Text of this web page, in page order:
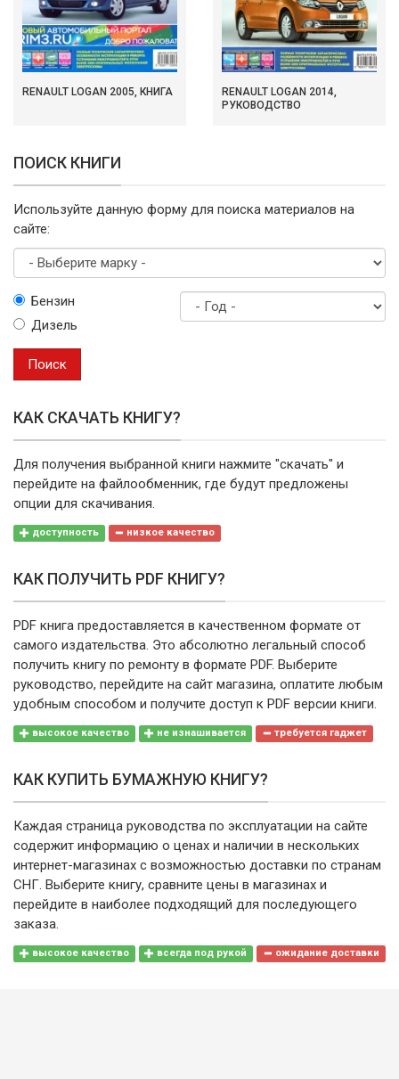
RENAULT LOGAN 2005, КНИГА
RENAULT LOGAN 2014,
РУКОВОДСТВО
ПОИСК КНИГИ
Используйте данную форму для поиска материалов на
сайте:
маркуБензин
Дизель
Поиск
КАК СКАЧАТЬ КНИГУ?
Для получения выбранной книги нажмите "скачать" и
перейдите на файлообменник, где будут предложены
опции для скачивания.
доступность низкое качество
КАК ПОЛУЧИТЬ PDF КНИГУ?
PDF книга предоставляется в качественном формате от
самого издательства. Это абсолютно легальный способ
получить книгу по ремонту в формате PDF. Выберите
руководство, перейдите на сайт магазина, оплатите любым
удобным способом и получите доступ к PDF версии книги.
высокое качество не изнашивается требуется гаджет
КАК КУПИТЬ БУМАЖНУЮ КНИГУ?
Каждая страница руководства по эксплуатации на сайте
содержит информацию о ценах и наличии в нескольких
интернет-магазинах с возможностью доставки по странам
СНГ. Выберите книгу, сравните цены в магазинах и
перейдите в наиболее подходящий для последующего
заказа.
высокое качество всегда под рукой ожидание доставки